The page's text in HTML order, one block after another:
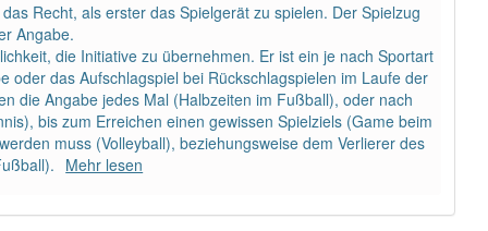
Recht, als erster das Spielgerät zu spielen. Der Spielzug
Angabe.
die Initiative zu übernehmen. Er ist ein je nach Sportart
oder das Aufschlagspiel bei Rückschlagspielen im Laufe der
die Angabe jedes Mal (Halbzeiten im Fußball), oder nach
bis zum Erreichen einen gewissen Spielziels (Game beim
muss (Volleyball), beziehungsweise dem Verlierer des
Mehr lesen